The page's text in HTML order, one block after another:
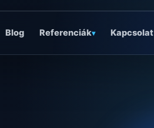
Blog Referenciák▾ Kapcsolat